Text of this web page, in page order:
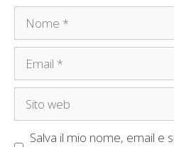
Nome
Email
Sito
Salva il mio nome, email e